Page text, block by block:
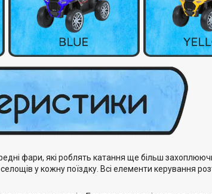
фари, які роблять катання ще більш
у кожну поїздку. Всі елементи керування